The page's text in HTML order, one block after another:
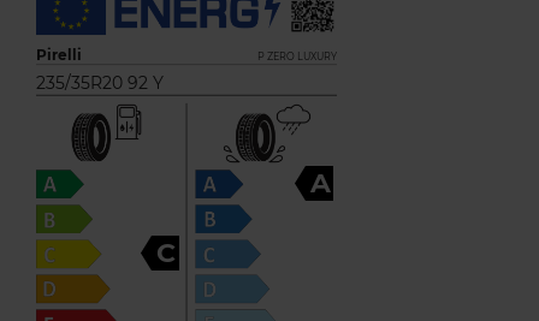
Pirelli P ZERO LUXURY
235/35R20 92 Y
C
A